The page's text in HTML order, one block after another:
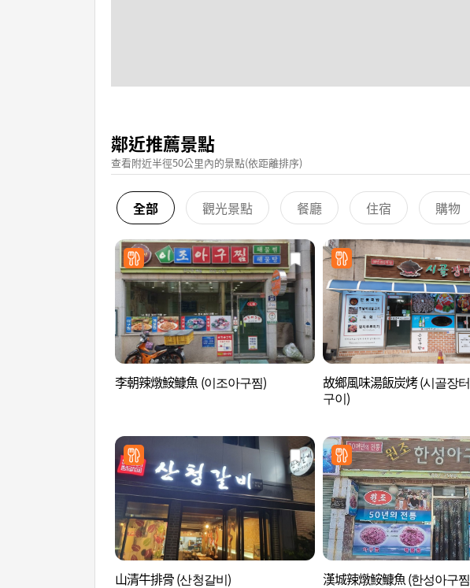
鄰近推薦景點
查看附近半徑50公里內的景點(依距離排序)
全部 觀光景點 餐廳 住宿 購物
李朝辣燉鮟鱇魚 (이조아구찜)
故鄉風味湯飯炭烤 (시골장
구이)
山清牛排骨 (산청갈비) 漢城辣燉鮟鱇魚 (한성아구